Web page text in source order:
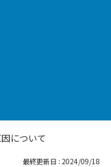
について
最終更新日 : 2024/09/18